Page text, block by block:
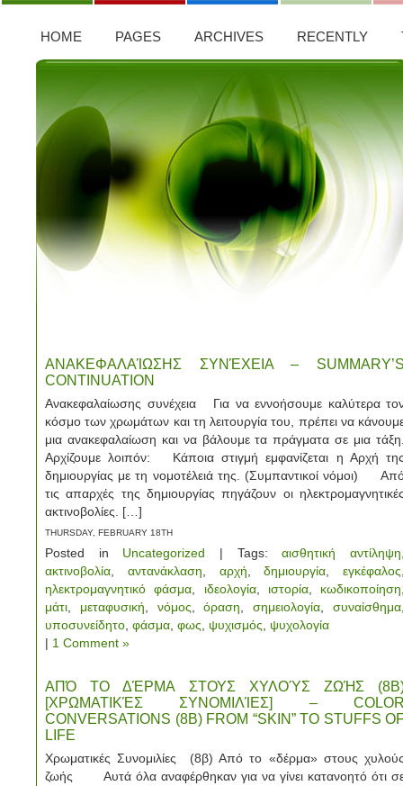
HOME PAGES ARCHIVES RECENTLY
ΑΝΑΚΕΦΑΛΑΊΩΣΗΣ ΣΥΝΈΧΕΙΑ –
CONTINUATION
Ανακεφαλαίωσης συνέχεια Για να εννοήσουμε καλύτερα
κόσμο των χρωμάτων και τη λειτουργία του, πρέπει να
μια ανακεφαλαίωση και να βάλουμε τα πράγματα σε μια
Αρχίζουμε λοιπόν: Κάποια στιγμή εμφανίζεται η Αρχή
δημιουργίας με τη νομοτέλειά της. (Συμπαντικοί νόμοι)
τις απαρχές της δημιουργίας πηγάζουν οι
ακτινοβολίες. […]
THURSDAY, FEBRUARY 18TH
Posted in Uncategorized | Tags:αισθητική αντίληψη
ακτινοβολία
αντανάκλαση αρχή ,δημιουργία εγκέφαλος
ηλεκτρομαγνητικό φάσμα
ιδεολογία, ιστορία, κωδικοποίηση
μάτι
μεταφυσική νόμος ,όραση ,σημειολογία ,συναίσθημα
υποσυνείδητο φάσμα φως ψυχισμός
ψυχολογία
| 1 Comment »
ΑΠΌ ΤΟ ΔΈΡΜΑ ΣΤΟΥΣ ΧΥΛΟΎΣ ΖΩΉΣ
[ΧΡΩΜΑΤΙΚΈΣ ΣΥΝΟΜΙΛΊΕΣ] –
CONVERSATIONS (8B) FROM “SKIN” TO STUFFS
LIFE
Χρωματικές Συνομιλίες (8β) Από το «δέρμα» στους
ζωής Αυτά όλα αναφέρθηκαν για να γίνει κατανοητό ότι